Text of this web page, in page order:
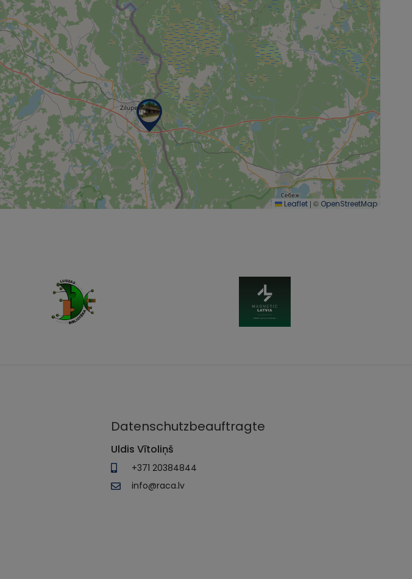
Leaflet | © OpenStreetMap
Datenschutzbeauftragte
Uldis Vītoliņš
+371 20384844
info@raca.lv